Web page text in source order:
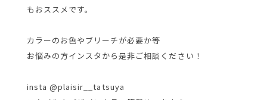
もおススメです。
カラーのお色やブリーチが必要か等
お悩みの方インスタから是非ご相談ください！
insta @plaisir__tatsuya